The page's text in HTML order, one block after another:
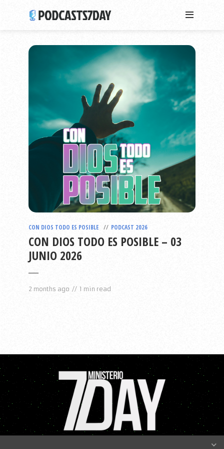
CON DIOS TODO ES POSIBLE PODCAST 2026
CON DIOS TODO ES POSIBLE – 03
JUNIO 2026
2 months ago 1 min read